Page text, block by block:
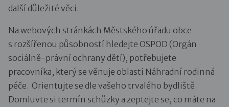
další důležité věci.
Na webových stránkách Městského úřadu obce
s rozšířenou působností hledejte OSPOD (Orgán
sociálně-právní ochrany dětí), potřebujete
pracovníka, který se věnuje oblasti Náhradní rodinná
péče. Orientujte se dle vašeho trvalého bydliště.
Domluvte si termín schůzky a zeptejte se, co máte na